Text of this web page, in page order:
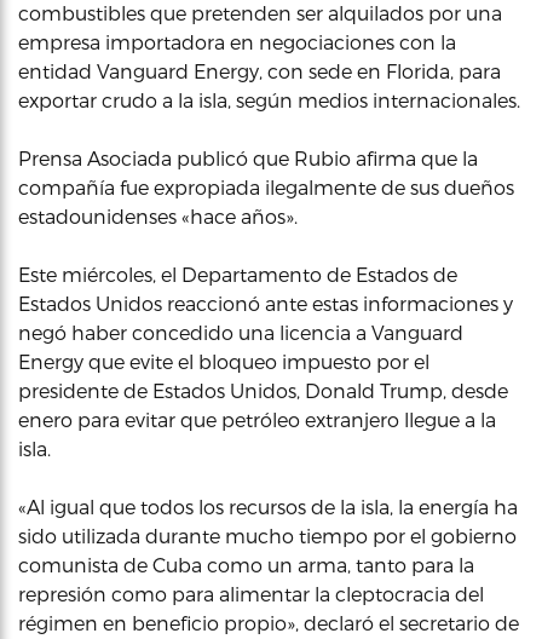
combustibles que pretenden ser alquilados por una
empresa importadora en negociaciones con la
entidad Vanguard Energy, con sede en Florida, para
exportar crudo a la isla, según medios internacionales.
Prensa Asociada publicó que Rubio afirma que la
compañía fue expropiada ilegalmente de sus dueños
estadounidenses «hace años».
Este miércoles, el Departamento de Estados de
Estados Unidos reaccionó ante estas informaciones y
negó haber concedido una licencia a Vanguard
Energy que evite el bloqueo impuesto por el
presidente de Estados Unidos, Donald Trump, desde
enero para evitar que petróleo extranjero llegue a la
isla.
«Al igual que todos los recursos de la isla, la energía ha
sido utilizada durante mucho tiempo por el gobierno
comunista de Cuba como un arma, tanto para la
represión como para alimentar la cleptocracia del
régimen en beneficio propio», declaró el secretario de